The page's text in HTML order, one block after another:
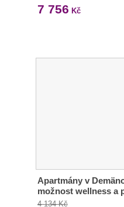
7 756 Kč
Apartmány v
možnost wellness a
4 134 Kč